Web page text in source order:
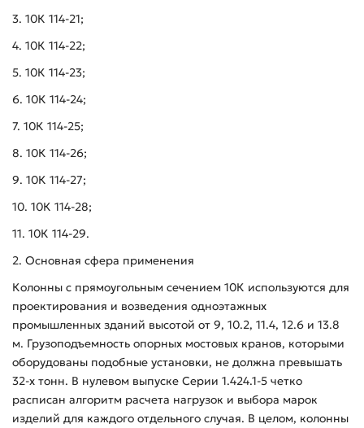
3. 10К 114-21;
4. 10К 114-22;
5. 10К 114-23;
6. 10К 114-24;
7. 10К 114-25;
8. 10К 114-26;
9. 10К 114-27;
10. 10К 114-28;
11. 10К 114-29.
2. Основная сфера применения
Колонны с прямоугольным сечением 10К используются для
проектирования и возведения одноэтажных
промышленных зданий высотой от 9, 10.2, 11.4, 12.6 и 13.8
м. Грузоподъемность опорных мостовых кранов, которыми
оборудованы подобные установки, не должна превышать
32-х тонн. В нулевом выпуске Серии 1.424.1-5 четко
расписан алгоритм расчета нагрузок и выбора марок
изделий для каждого отдельного случая. В целом, колонны